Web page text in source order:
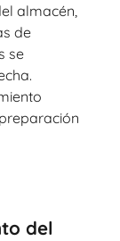
almacén,
de
se
del